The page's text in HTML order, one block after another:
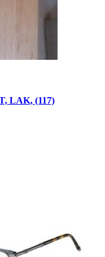
LAK, (117)